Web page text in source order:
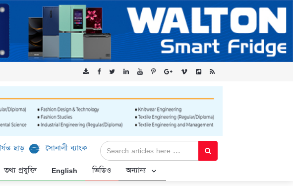
সোনালী ব্যাংক লিমিটেড-এর ‘কৃষক কার্ড’ কর্মসূচির জন্য সুরক্ষিত সংযোগ প্রদান করছে
তথ্য প্রযুক্তি English ভিডিও অন্যান্য